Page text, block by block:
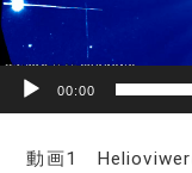
ー
00:00
動画1 Helioviwer